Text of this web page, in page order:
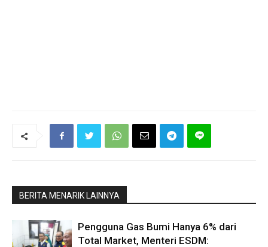
BERITA MENARIK LAINNYA
Pengguna Gas Bumi Hanya 6% dari
Total Market, Menteri ESDM: